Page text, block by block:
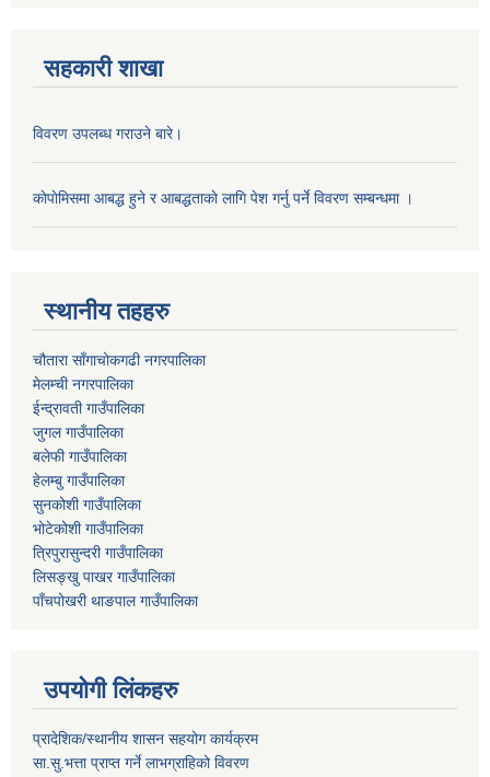
सहकारी शाखा
विवरण उपलब्ध गराउने बारे।
काेपाेमिसमा आबद्ध हुने र आबद्धताकाे लागि पेश गर्नु पर्ने विवरण सम्बन्धमा ।
स्थानीय तहहरु
चौतारा साँगाचोकगढी नगरपालिका
मेलम्ची नगरपालिका
ईन्द्रावती गाउँपालिका
जुगल गाउँपालिका
बलेफी गाउँपालिका
हेलम्बु गाउँपालिका
सुनकोशी गाउँपालिका
भोटेकोशी गाउँपालिका
त्रिपुरासुन्दरी गाउँपालिका
लिसङ्खु पाखर गाउँपालिका
पाँचपोखरी थाङपाल गाउँपालिका
उपयोगी लिंकहरु
प्रादेशिक/स्थानीय शासन सहयोग कार्यक्रम
सा.सु.भत्ता प्राप्त गर्ने लाभग्राहिको विवरण